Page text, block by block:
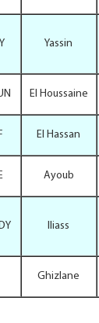
Yassin
El Houssaine
El Hassan
Ayoub
Iliass
Ghizlane